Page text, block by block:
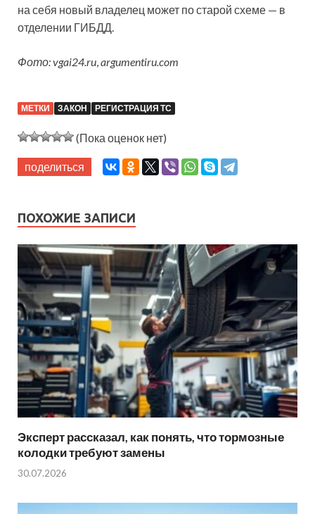
на себя новый владелец может по старой схеме — в
отделении ГИБДД.
Фото: vgai24.ru,argumentiru.com
МЕТКИ ЗАКОН РЕГИСТРАЦИЯ ТС
(Пока оценок нет)
поделиться
ПОХОЖИЕ ЗАПИСИ
Эксперт рассказал, как понять, что тормозные
колодки требуют замены
30.07.2026